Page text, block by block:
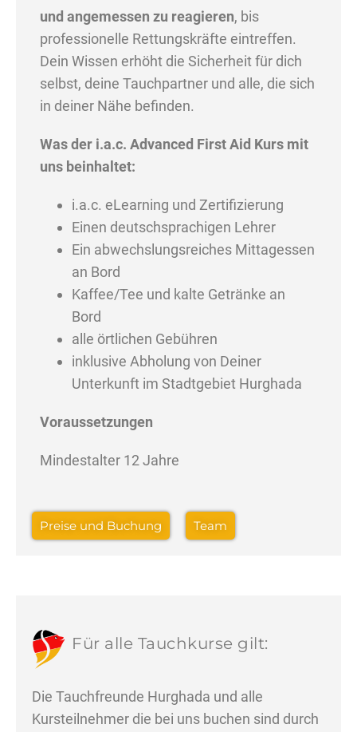
und angemessen zu reagieren, bis
professionelle Rettungskräfte eintreffen.
Dein Wissen erhöht die Sicherheit für dich
selbst, deine Tauchpartner und alle, die sich
in deiner Nähe befinden.
Was der i.a.c. Advanced First Aid Kurs mit
uns beinhaltet:
i.a.c. eLearning und Zertifizierung
Einen deutschsprachigen Lehrer
Ein abwechslungsreiches Mittagessen
an Bord
Kaffee/Tee und kalte Getränke an
Bord
alle örtlichen Gebühren
inklusive Abholung von Deiner
Unterkunft im Stadtgebiet Hurghada
Voraussetzungen
Mindestalter 12 Jahre
Preise und Buchung Team
Für alle Tauchkurse gilt:
Die Tauchfreunde Hurghada und alle
Kursteilnehmer die bei uns buchen sind durch